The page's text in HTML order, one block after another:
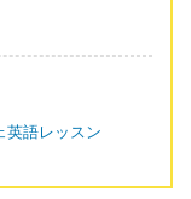
英語レッスン